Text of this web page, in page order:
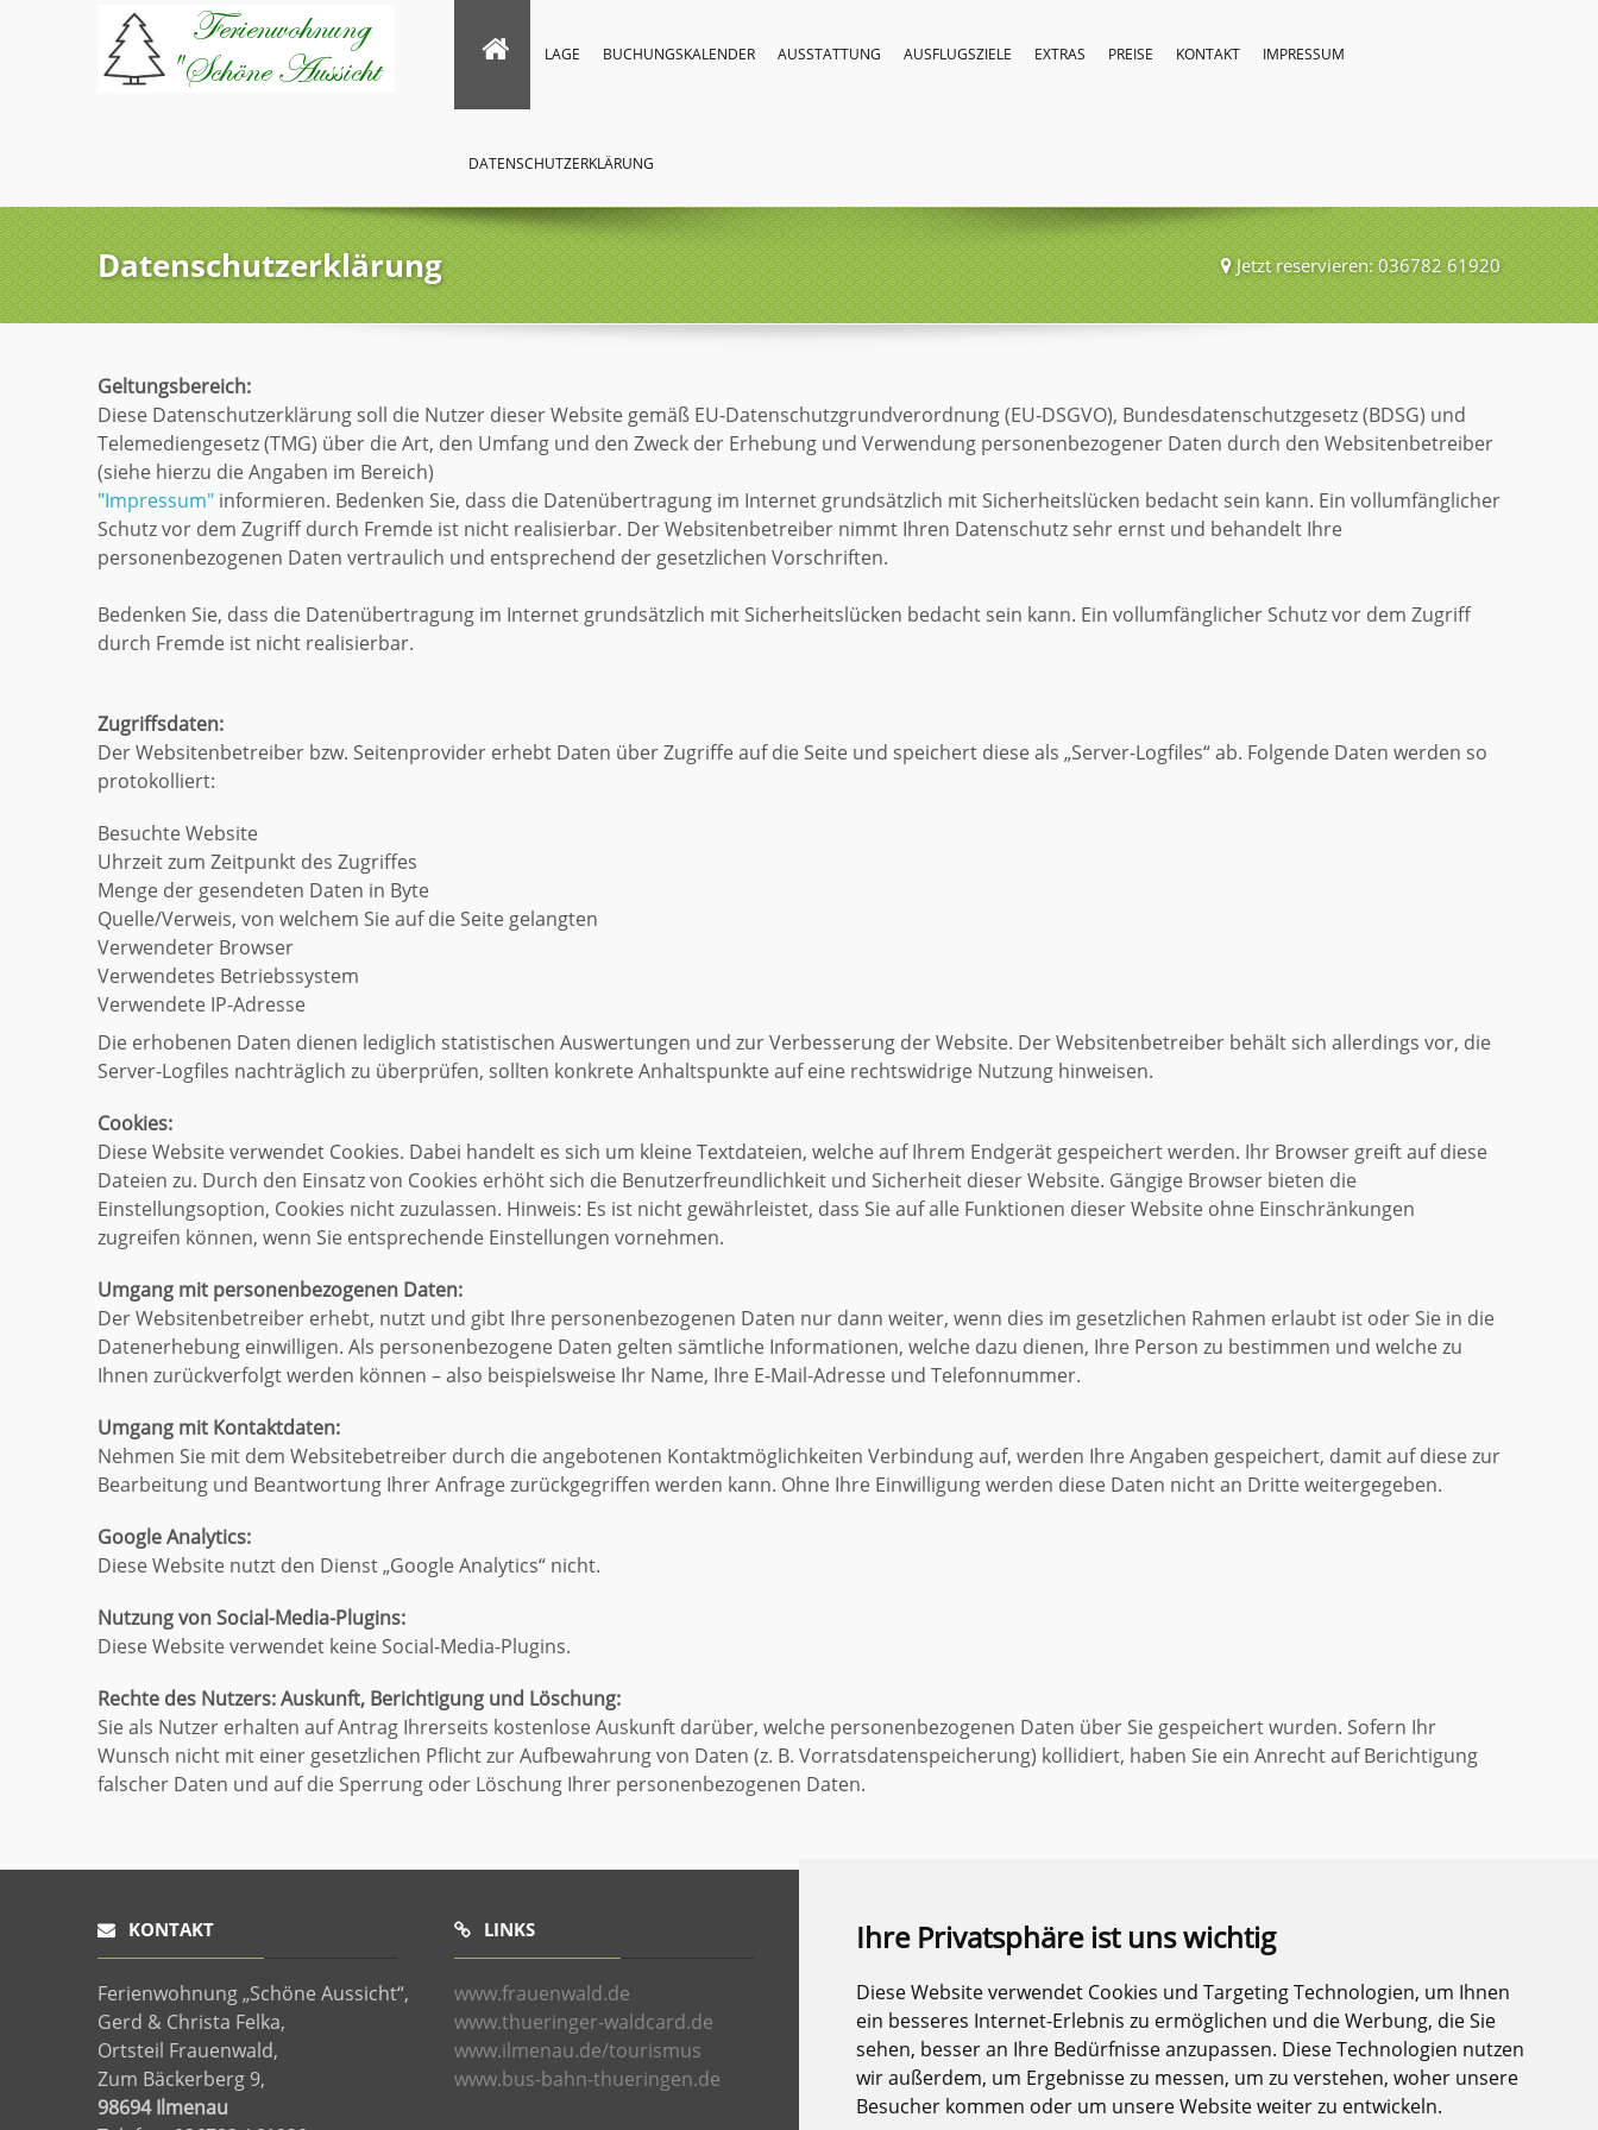
Ihre Privatsphäre ist uns wichtig
Diese Website verwendet Cookies und Targeting Technologien, um Ihnen
ein besseres Internet-Erlebnis zu ermöglichen und die Werbung, die Sie
sehen, besser an Ihre Bedürfnisse anzupassen. Diese Technologien nutzen
wir außerdem, um Ergebnisse zu messen, um zu verstehen, woher unsere
Besucher kommen oder um unsere Website weiter zu entwickeln.
LAGE BUCHUNGSKALENDER AUSSTATTUNG AUSFLUGSZIELE EXTRAS PREISE KONTAKT IMPRESSUM
DATENSCHUTZERKLÄRUNG
Datenschutzerklärung Jetzt reservieren: 036782 61920
Geltungsbereich:
Diese Datenschutzerklärung soll die Nutzer dieser Website gemäß EU-Datenschutzgrundverordnung (EU-DSGVO), Bundesdatenschutzgesetz (BDSG) und
Telemediengesetz (TMG) über die Art, den Umfang und den Zweck der Erhebung und Verwendung personenbezogener Daten durch den Websitenbetreiber
(siehe hierzu die Angaben im Bereich)
"Impressum" informieren. Bedenken Sie, dass die Datenübertragung im Internet grundsätzlich mit Sicherheitslücken bedacht sein kann. Ein vollumfänglicher
Schutz vor dem Zugriff durch Fremde ist nicht realisierbar. Der Websitenbetreiber nimmt Ihren Datenschutz sehr ernst und behandelt Ihre
personenbezogenen Daten vertraulich und entsprechend der gesetzlichen Vorschriften.
Bedenken Sie, dass die Datenübertragung im Internet grundsätzlich mit Sicherheitslücken bedacht sein kann. Ein vollumfänglicher Schutz vor dem Zugriff
durch Fremde ist nicht realisierbar.
Zugriffsdaten:
Der Websitenbetreiber bzw. Seitenprovider erhebt Daten über Zugriffe auf die Seite und speichert diese als „Server-Logfiles“ ab. Folgende Daten werden so
protokolliert:
Besuchte Website
Uhrzeit zum Zeitpunkt des Zugriffes
Menge der gesendeten Daten in Byte
Quelle/Verweis, von welchem Sie auf die Seite gelangten
Verwendeter Browser
Verwendetes Betriebssystem
Verwendete IP-Adresse
Die erhobenen Daten dienen lediglich statistischen Auswertungen und zur Verbesserung der Website. Der Websitenbetreiber behält sich allerdings vor, die
Server-Logfiles nachträglich zu überprüfen, sollten konkrete Anhaltspunkte auf eine rechtswidrige Nutzung hinweisen.
Cookies:
Diese Website verwendet Cookies. Dabei handelt es sich um kleine Textdateien, welche auf Ihrem Endgerät gespeichert werden. Ihr Browser greift auf diese
Dateien zu. Durch den Einsatz von Cookies erhöht sich die Benutzerfreundlichkeit und Sicherheit dieser Website. Gängige Browser bieten die
Einstellungsoption, Cookies nicht zuzulassen. Hinweis: Es ist nicht gewährleistet, dass Sie auf alle Funktionen dieser Website ohne Einschränkungen
zugreifen können, wenn Sie entsprechende Einstellungen vornehmen.
Umgang mit personenbezogenen Daten:
Der Websitenbetreiber erhebt, nutzt und gibt Ihre personenbezogenen Daten nur dann weiter, wenn dies im gesetzlichen Rahmen erlaubt ist oder Sie in die
Datenerhebung einwilligen. Als personenbezogene Daten gelten sämtliche Informationen, welche dazu dienen, Ihre Person zu bestimmen und welche zu
Ihnen zurückverfolgt werden können – also beispielsweise Ihr Name, Ihre E-Mail-Adresse und Telefonnummer.
Umgang mit Kontaktdaten:
Nehmen Sie mit dem Websitebetreiber durch die angebotenen Kontaktmöglichkeiten Verbindung auf, werden Ihre Angaben gespeichert, damit auf diese zur
Bearbeitung und Beantwortung Ihrer Anfrage zurückgegriffen werden kann. Ohne Ihre Einwilligung werden diese Daten nicht an Dritte weitergegeben.
Google Analytics:
Diese Website nutzt den Dienst „Google Analytics“ nicht.
Nutzung von Social-Media-Plugins:
Diese Website verwendet keine Social-Media-Plugins.
Rechte des Nutzers: Auskunft, Berichtigung und Löschung:
Sie als Nutzer erhalten auf Antrag Ihrerseits kostenlose Auskunft darüber, welche personenbezogenen Daten über Sie gespeichert wurden. Sofern Ihr
Wunsch nicht mit einer gesetzlichen Pflicht zur Aufbewahrung von Daten (z. B. Vorratsdatenspeicherung) kollidiert, haben Sie ein Anrecht auf Berichtigung
falscher Daten und auf die Sperrung oder Löschung Ihrer personenbezogenen Daten.
KONTAKT
Ferienwohnung „Schöne Aussicht“,
Gerd & Christa Felka,
Ortsteil Frauenwald,
Zum Bäckerberg 9,
98694 Ilmenau
LINKS
www.frauenwald.de
www.thueringer-waldcard.de
www.ilmenau.de/tourismus
www.bus-bahn-thueringen.de